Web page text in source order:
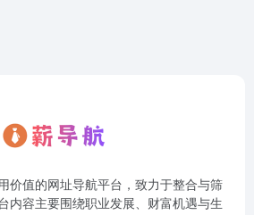
价值的网址导航平台，致力于整合与筛
内容主要围绕职业发展、财富机遇与生